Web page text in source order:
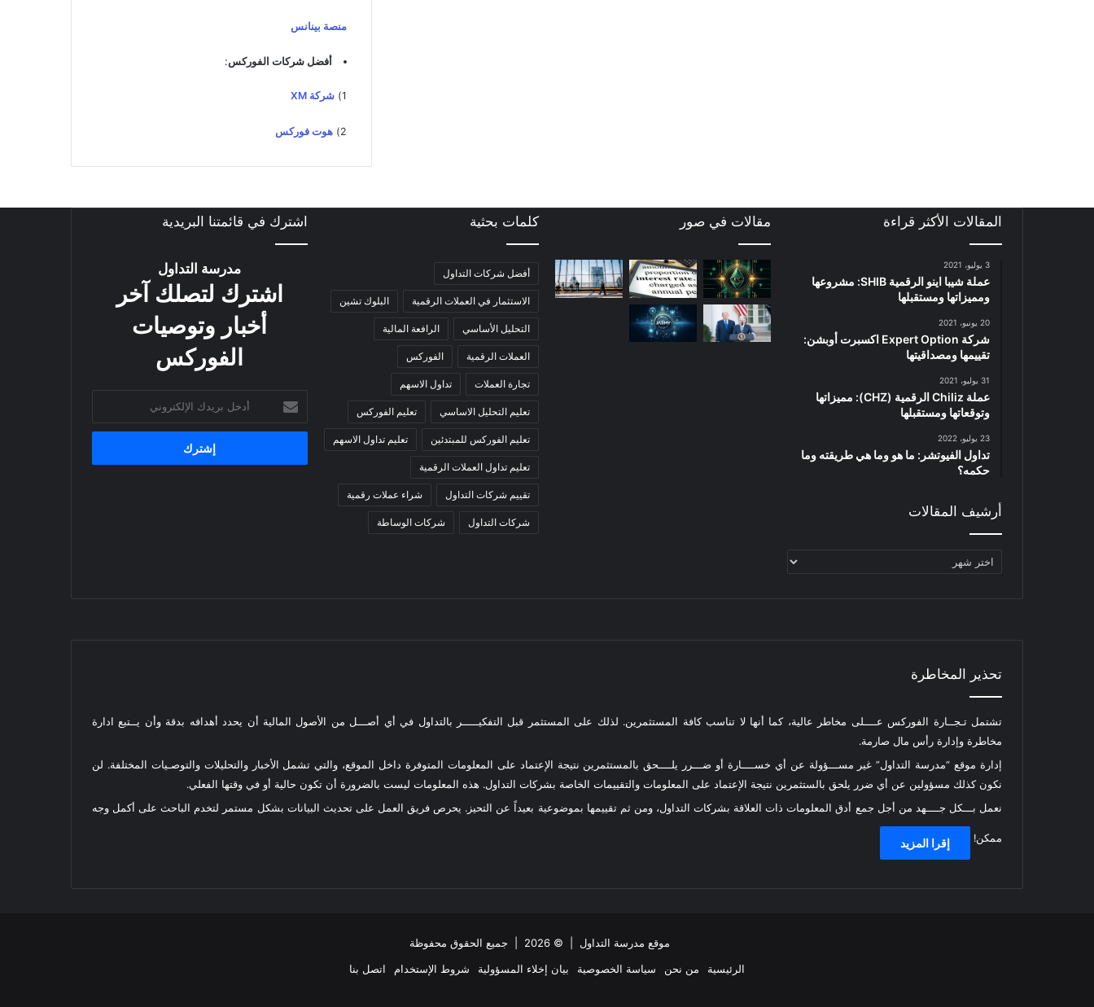
ت
ي
منصة بينانس
أفضل شركات الفوركس:
1) شركة XM
2) هوت فوركس
المقالات الأكثر قراءة
3 يوليو، 2021
عملة شيبا اينو الرقمية SHIB: مشروعها
ومميزاتها ومستقبلها
20 يونيو، 2021
شركة Expert Option اكسبرت أوبشن:
تقييمها ومصداقيتها
31 يوليو، 2021
عملة Chiliz الرقمية (CHZ): مميزاتها
وتوقعاتها ومستقبلها
23 يوليو، 2022
تداول الفيوتشر: ما هو وما هي طريقته وما
حكمه؟
أرشيف المقالات
أرشيف
مقالات في صور كلمات بحثية
أفضل شركات التداول
الاستثمار في العملات الرقمية البلوك تشين
التحليل الأساسي الرافعة المالية
العملات الرقمية الفوركس
تجارة العملات تداول الاسهم
تعليم التحليل الاساسي تعليم الفوركس
تعليم الفوركس للمبتدئين تعليم تداول الاسهم
تعليم تداول العملات الرقمية
تقييم شركات التداول شراء عملات رقمية
شركات التداول شركات الوساطة
اشترك في قائمتنا البريدية
مدرسة التداول
اشترك لتصلك آخر
أخبار وتوصيات
الفوركس
بريدك
الإلكتروني
تحذير المخاطرة
تشتمل تـجــارة الفوركس عــــلى مخاطر عالية، كما أنها لا تناسب كافة المستثمرين. لذلك على المستثمر قبل التفكيـــــر بالتداول في أي أصـــل من الأصول المالية أن يحدد أهدافه بدقة وأن يــتبع ادارة
مخاطرة وإدارة رأس مال صارمة.
إدارة موقع “مدرسة التداول” غير مســـؤولة عن أي خســــارة أو ضـــرر يلــــحق بالمستثمرين نتيجة الإعتماد على المعلومات المتوفرة داخل الموقع، والتي تشمل الأخبار والتحليلات والتوصـيات المختلفة. لن
نكون كذلك مسؤولين عن أي ضرر يلحق بالستثمرين نتيجة الإعتماد على المعلومات والتقييمات الخاصة بشركات التداول. هذه المعلومات ليست بالضرورة أن تكون حالية أو في وقتها الفعلي.
نعمل بـــكل جــــهد من أجل جمع أدق المعلومات ذات العلاقة بشركات التداول، ومن ثم تقييمها بموضوعية بعيداً عن التحيز. يحرص فريق العمل على تحديث البيانات بشكل مستمر لتخدم الباحث على أكمل وجه
ممكن! إقرا المزيد
موقع مدرسة التداول | © 2026 | جميع الحقوق محفوظة
الرئيسية
من نحن سياسة الخصوصية بيان إخلاء المسؤولية شروط الإستخدام
اتصل بنا